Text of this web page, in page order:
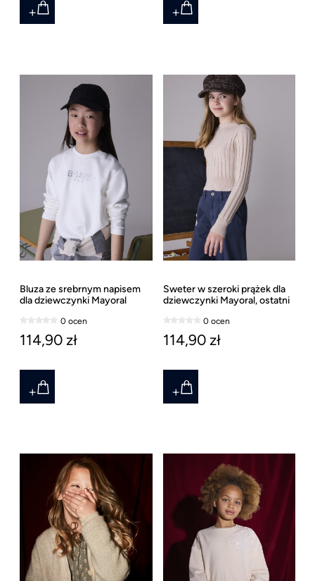
Bluza ze srebrnym napisem
dla dziewczynki Mayoral
0 ocen
114,90 zł
Sweter w szeroki prążek dla
dziewczynki Mayoral, ostatni
0 ocen
114,90 zł